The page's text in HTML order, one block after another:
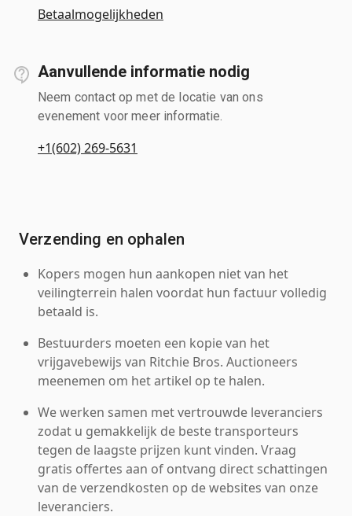
Betaalmogelijkheden
Aanvullende informatie nodig
Neem contact op met de locatie van ons
evenement voor meer informatie.
+1(602) 269-5631
Verzending en ophalen
Kopers mogen hun aankopen niet van het
veilingterrein halen voordat hun factuur volledig
betaald is.
Bestuurders moeten een kopie van het
vrijgavebewijs van Ritchie Bros. Auctioneers
meenemen om het artikel op te halen.
We werken samen met vertrouwde leveranciers
zodat u gemakkelijk de beste transporteurs
tegen de laagste prijzen kunt vinden. Vraag
gratis offertes aan of ontvang direct schattingen
van de verzendkosten op de websites van onze
leveranciers.